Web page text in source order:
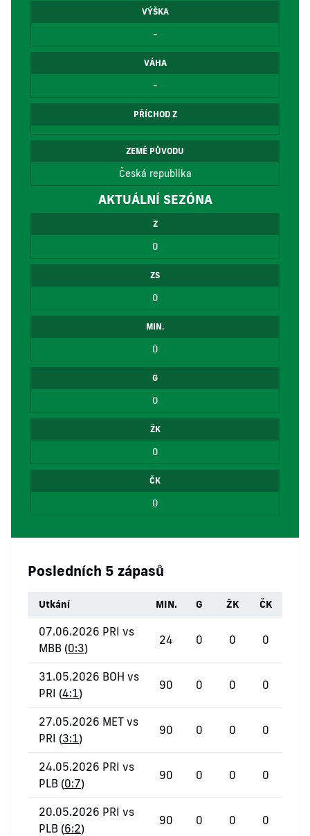
VÝŠKA
-
VÁHA
-
PŘÍCHOD Z
ZEMĚ PŮVODU
Česká republika
AKTUÁLNÍ SEZÓNA
Z
0
ZS
0
MIN.
0
G
0
ŽK
0
ČK
0
Posledních 5 zápasů
Utkání MIN. G ŽK ČK
07.06.2026 PRI vs
MBB (0:3)
24 0 0 0
31.05.2026 BOH vs
PRI (4:1)
90 0 0 0
27.05.2026 MET vs
PRI (3:1)
90 0 0 0
24.05.2026 PRI vs
PLB (0:7)
90 0 0 0
20.05.2026 PRI vs
PLB (6:2)
90 0 0 0